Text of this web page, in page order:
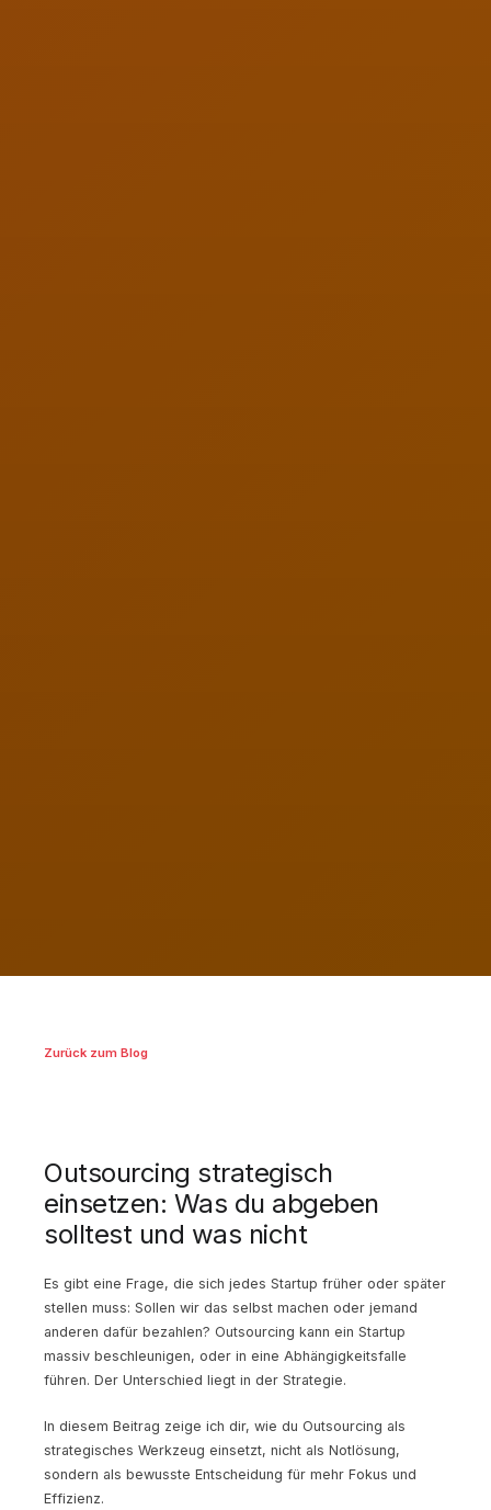
Zurück zum Blog
Outsourcing strategisch
einsetzen: Was du abgeben
solltest und was nicht
Es gibt eine Frage, die sich jedes Startup früher oder später
stellen muss: Sollen wir das selbst machen oder jemand
anderen dafür bezahlen? Outsourcing kann ein Startup
massiv beschleunigen, oder in eine Abhängigkeitsfalle
führen. Der Unterschied liegt in der Strategie.
In diesem Beitrag zeige ich dir, wie du Outsourcing als
strategisches Werkzeug einsetzt, nicht als Notlösung,
sondern als bewusste Entscheidung für mehr Fokus und
Effizienz.